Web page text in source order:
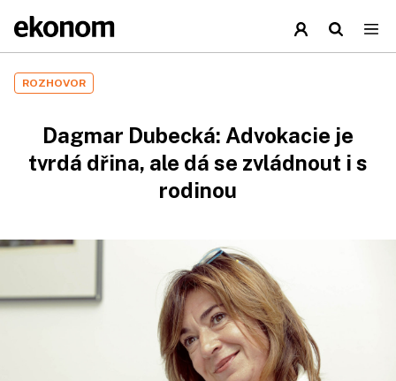
ROZHOVOR
Dagmar Dubecká: Advokacie je
tvrdá dřina, ale dá se zvládnout i s
rodinou